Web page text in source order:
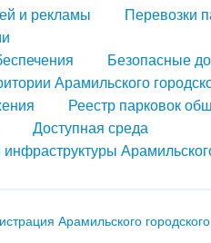
и рекламы
Перевозки
Безопасные
Арамильского
Реестр парковок
Доступная среда
Арамильского